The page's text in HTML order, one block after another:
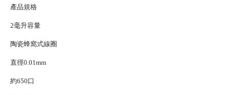
產品規格
2毫升容量
陶瓷蜂窩式線圈
直徑0.01mm
約650口